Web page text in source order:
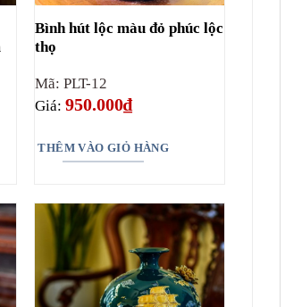
Bình hút lộc màu đỏ phúc lộc
thọ
Mã: PLT-12
Giá:950.000₫
THÊM VÀO GIỎ HÀNG